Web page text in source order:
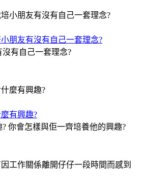
朋友有沒有自己一套理念?
有自己一套理念?
有興趣?
你會怎樣與佢一齊培養他的興趣?